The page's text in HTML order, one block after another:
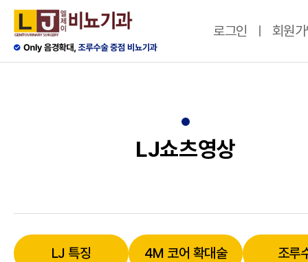
로그인 회원
LJ쇼츠영상
LJ 특징 4M 코어 확대술 조루